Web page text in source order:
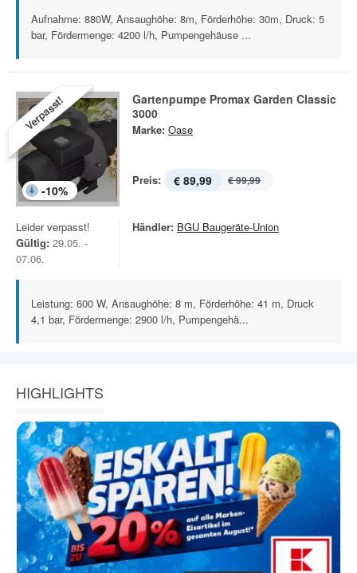
Aufnahme: 880W, Ansaughöhe: 8m, Förderhöhe: 30m, Druck: 5
bar, Fördermenge: 4200 l/h, Pumpengehäuse ...
Verpasst!
-10%
Gartenpumpe Promax Garden Classic
3000
Marke: Oase
Preis: € 89,99 € 99,99
Leider verpasst!
Gültig: 29.05. -
07.06.
Händler: BGU Baugeräte-Union
Leistung: 600 W, Ansaughöhe: 8 m, Förderhöhe: 41 m, Druck
4,1 bar, Fördermenge: 2900 l/h, Pumpengehä...
HIGHLIGHTS